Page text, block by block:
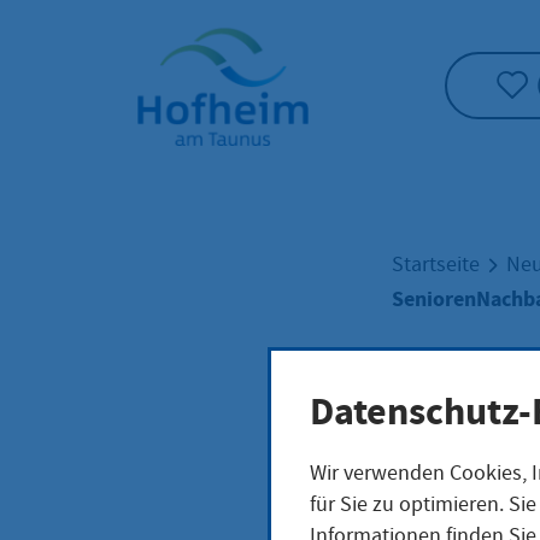
Startseite"
Startseite
ilfe
Wir verwenden
für Sie zu optimieren.